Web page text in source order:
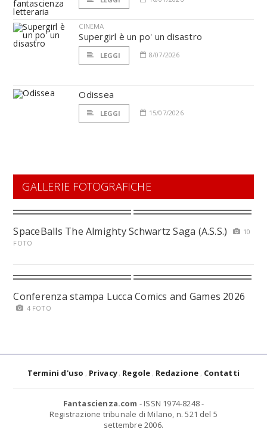
CINEMA
Supergirl è un po' un disastro
LEGGI 8/07/2026
Odissea
LEGGI 15/07/2026
GALLERIE FOTOGRAFICHE
SpaceBalls The Almighty Schwartz Saga (A.S.S.)
10
FOTO
Conferenza stampa Lucca Comics and Games 2026
4 FOTO
Termini d'uso Privacy Regole Redazione Contatti
Fantascienza.com - ISSN 1974-8248 -
Registrazione tribunale di Milano, n. 521 del 5
settembre 2006.